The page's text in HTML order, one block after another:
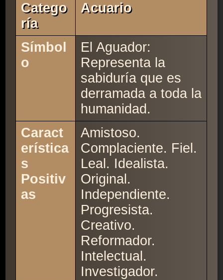
Catego
Ría
Acuario
Símbol
o
El Aguador:
Representa la
sabiduría que es
derramada a toda la
humanidad.
Caract
erística
s
Positiv
as
Amistoso.
Complaciente. Fiel.
Leal. Idealista.
Original.
Independiente.
Progresista.
Creativo.
Reformador.
Intelectual.
Investigador.